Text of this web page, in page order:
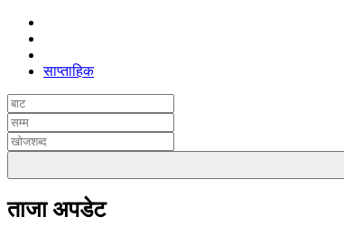
साप्ताहिक
ताजा अपडेट